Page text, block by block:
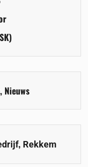
, Nieuws
, Rekkem